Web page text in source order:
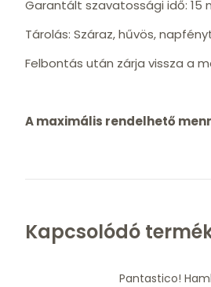
Garantált szavatossági idő: 15
Tárolás: Száraz, hűvös,
Felbontás után zárja vissza a
A maximális rendelhető
Kapcsolódó
Pantastico!